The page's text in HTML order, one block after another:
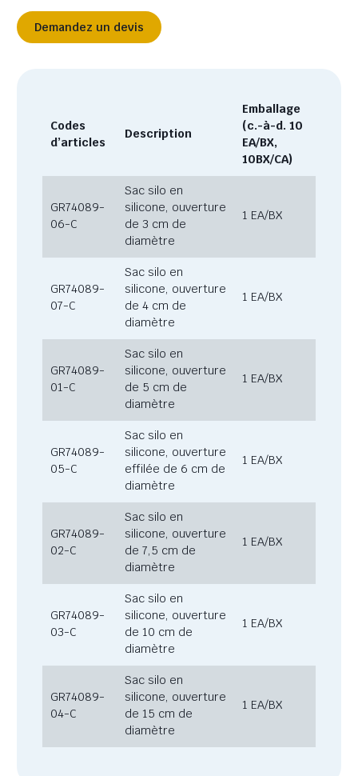
Demandez un devis
Codes
d’articles
Description
Emballage
(c.-à-d. 10
EA/BX,
10BX/CA)
GR74089-
06-C
Sac silo en
silicone, ouverture
de 3 cm de
diamètre
1 EA/BX
GR74089-
07-C
Sac silo en
silicone, ouverture
de 4 cm de
diamètre
1 EA/BX
GR74089-
01-C
Sac silo en
silicone, ouverture
de 5 cm de
diamètre
1 EA/BX
GR74089-
05-C
Sac silo en
silicone, ouverture
effilée de 6 cm de
diamètre
1 EA/BX
GR74089-
02-C
Sac silo en
silicone, ouverture
de 7,5 cm de
diamètre
1 EA/BX
GR74089-
03-C
Sac silo en
silicone, ouverture
de 10 cm de
diamètre
1 EA/BX
GR74089-
04-C
Sac silo en
silicone, ouverture
de 15 cm de
diamètre
1 EA/BX